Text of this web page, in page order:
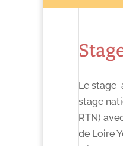
Le stage
stage
RTN)
de Loire